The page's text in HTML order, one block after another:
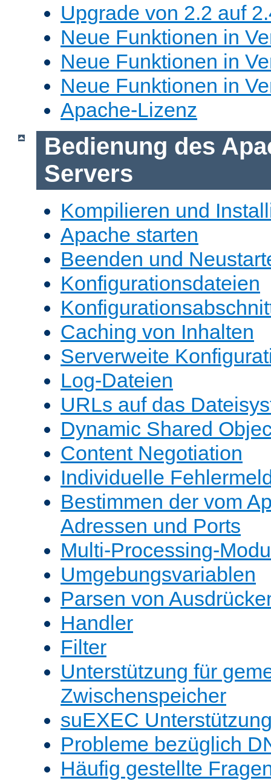
Upgrade von 2.2 auf
Neue Funktionen in
Neue Funktionen in
Neue Funktionen in
Apache-Lizenz
Bedienung des
Servers
Kompilieren und
Apache starten
Beenden und
Konfigurationsdateien
Caching von Inhalten
Serverweite
Log-Dateien
URLs auf das
Dynamic Shared
Content Negotiation
Individuelle
Bestimmen der vom
Adressen und Ports
Multi-Processing-
Umgebungsvariablen
Parsen von
Handler
Filter
Unterstützung für
Zwischenspeicher
suEXEC
Probleme bezüglich
Häufig gestellte